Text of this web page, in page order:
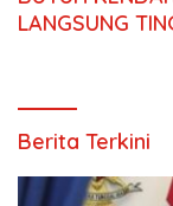
LANGSUNG
Berita Terkini